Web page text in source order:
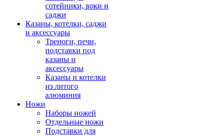
сотейники, воки и
саджи
Казаны, котелки, саджи
и аксессуары
Треноги, печи,
подставки под
казаны и
аксессуары
Казаны и котелки
из литого
алюминия
Ножи
Наборы ножей
Отдельные ножи
Подставки для